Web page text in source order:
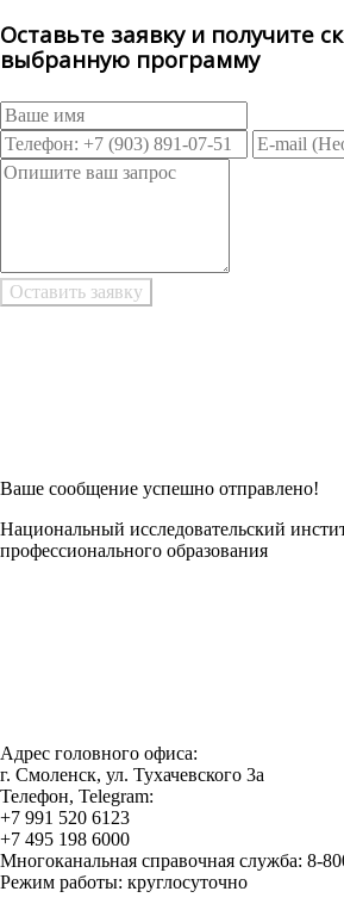
Оставьте заявку и получите
выбранную программу
Ваше сообщение успешно отправлено!
Национальный исследовательский
профессионального образования
Адрес головного офиса:
г. Смоленск, ул. Тухачевского 3а
Телефон, Telegram:
+7 991 520 6123
+7 495 198 6000
Многоканальная справочная служба: 8-
Режим работы: круглосуточно